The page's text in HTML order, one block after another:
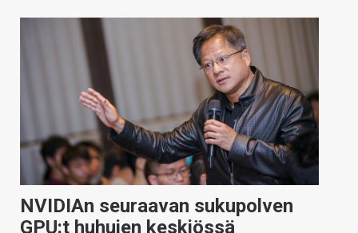
NVIDIAn seuraavan sukupolven
GPU:t huhujen keskiössä